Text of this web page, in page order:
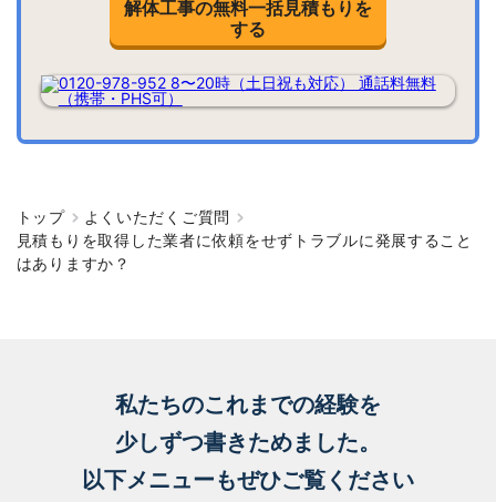
解体工事の無料一括見積もりを
する
トップ
よくいただくご質問
見積もりを取得した業者に依頼をせずトラブルに発展すること
はありますか？
私たちのこれまでの経験を
少しずつ書きためました。
以下メニューもぜひご覧ください